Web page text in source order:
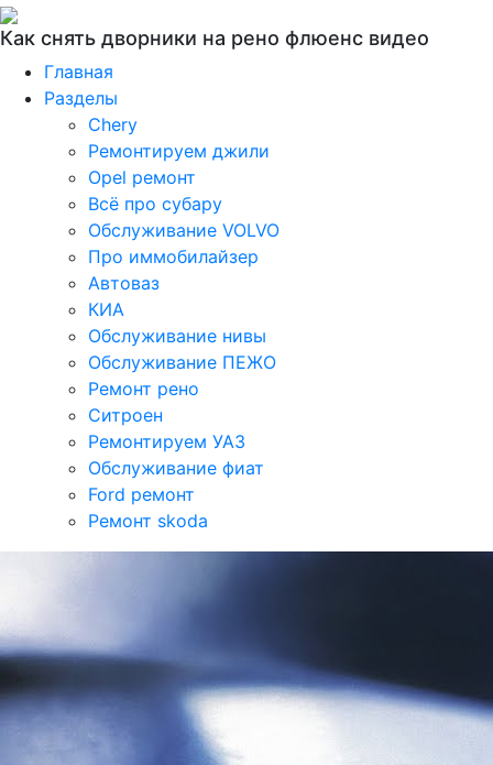
Как снять дворники на рено флюенс видео
Главная
Разделы
Chery
Ремонтируем джили
Opel ремонт
Всё про субару
Обслуживание VOLVO
Про иммобилайзер
Автоваз
КИА
Обслуживание нивы
Обслуживание ПЕЖО
Ремонт рено
Ситроен
Ремонтируем УАЗ
Обслуживание фиат
Ford ремонт
Ремонт skoda